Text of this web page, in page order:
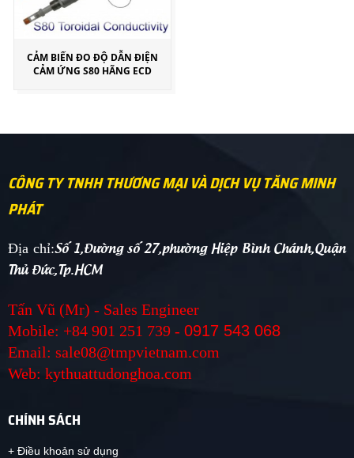
CẢM BIẾN ĐO ĐỘ DẪN ĐIỆN
CẢM ỨNG S80 HÃNG ECD
CÔNG TY TNHH THƯƠNG MẠI VÀ DỊCH VỤ TĂNG MINH
PHÁT
Địa chỉ:Số 1,Đường số 27,phường Hiệp Bình Chánh,Quận
Thủ Đức,Tp.HCM
Tấn Vũ (Mr) - Sales Engineer
Mobile: +84 901 251 739 - 0917 543 068
Email: sale08@tmpvietnam.com
Web: kythuattudonghoa.com
CHÍNH SÁCH
+ Điều khoản sử dụng